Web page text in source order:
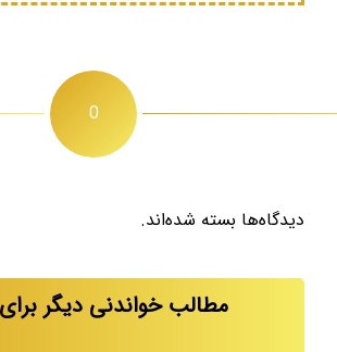
0
دیدگاه‌ها بسته شده‌اند.
مطالب خواندنی دیگر